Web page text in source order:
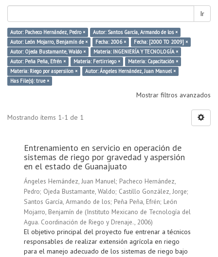
Ir
Autor: Pacheco Hernández, Pedro ×
Autor: Santos García, Armando de los ×
Autor: León Mojarro, Benjamín de ×
Fecha: 2006 ×
Fecha: [2000 TO 2009] ×
Autor: Ojeda Bustamante, Waldo ×
Materia: INGENIERÍA Y TECNOLOGÍA ×
Autor: Peña Peña, Efrén ×
Materia: Fertirriego ×
Materia: Capacitación ×
Materia: Riego por aspersiíon ×
Autor: Ángeles Hernández, Juan Manuel ×
Has File(s): true ×
Mostrar filtros avanzados
Mostrando ítems 1-1 de 1
Entrenamiento en servicio en operación de
sistemas de riego por gravedad y aspersión
en el estado de Guanajuato
Ángeles Hernández, Juan Manuel; Pacheco Hernández,
Pedro; Ojeda Bustamante, Waldo; Castillo González, Jorge;
Santos García, Armando de los; Peña Peña, Efrén; León
Mojarro, Benjamín de (Instituto Mexicano de Tecnología del
Agua. Coordinación de Riego y Drenaje., 2006)
El objetivo principal del proyecto fue entrenar a técnicos
responsables de realizar extensión agrícola en riego
para el manejo adecuado de los sistemas de riego bajo